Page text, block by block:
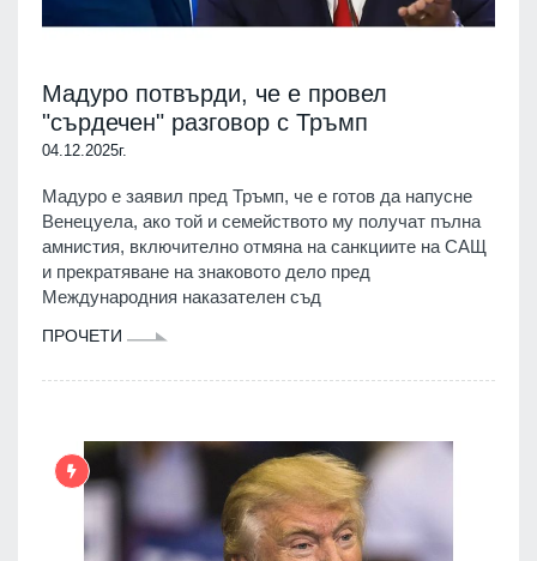
Мадуро потвърди, че е провел
"сърдечен" разговор с Тръмп
04.12.2025г.
Мадуро е заявил пред Тръмп, че е готов да напусне
Венецуела, ако той и семейството му получат пълна
амнистия, включително отмяна на санкциите на САЩ
и прекратяване на знаковото дело пред
Международния наказателен съд
ПРОЧЕТИ